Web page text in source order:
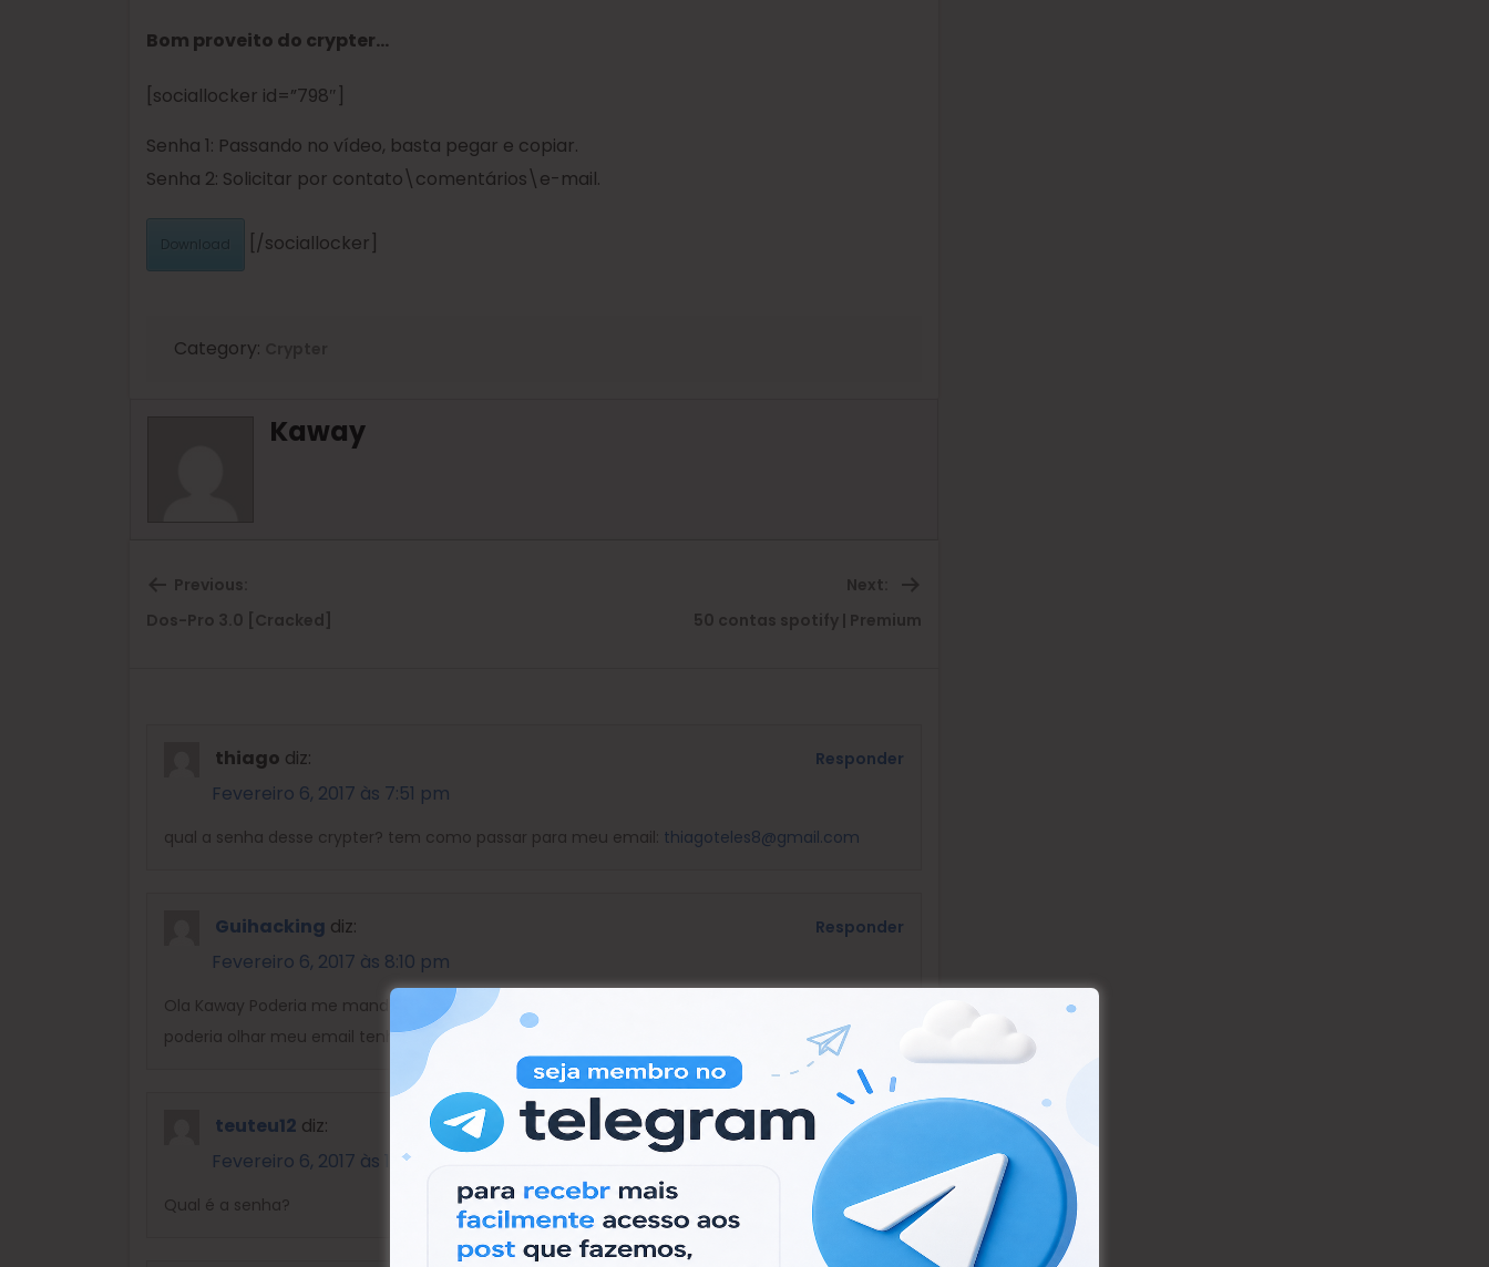
Bom proveito do crypter…
[sociallocker id=”798″]
Senha 1: Passando no vídeo, basta pegar e copiar.
Senha 2: Solicitar por contato\comentários\e-mail.
Download [/sociallocker]
Category:
Kaway
Previous:
Previous
Dos-Pro 3.0 [Cracked]
Next
Next:
50 contas spotify | Premium
thiago diz:
Fevereiro 6, 2017 às 7:51 pm
qual a senha desse crypter? tem como passar para meu email: thiagoteles8@gmail.com
Responder
Guihacking diz:
Fevereiro 6, 2017 às 8:10 pm
Ola Kaway Poderia me mandar a senha guiarraso2000@gmail.com
poderia olhar meu email tenho algumas duvidas
Responder
teuteu12 diz:
Fevereiro 6, 2017 às 11:11 pm
Qual é a senha?
Responder